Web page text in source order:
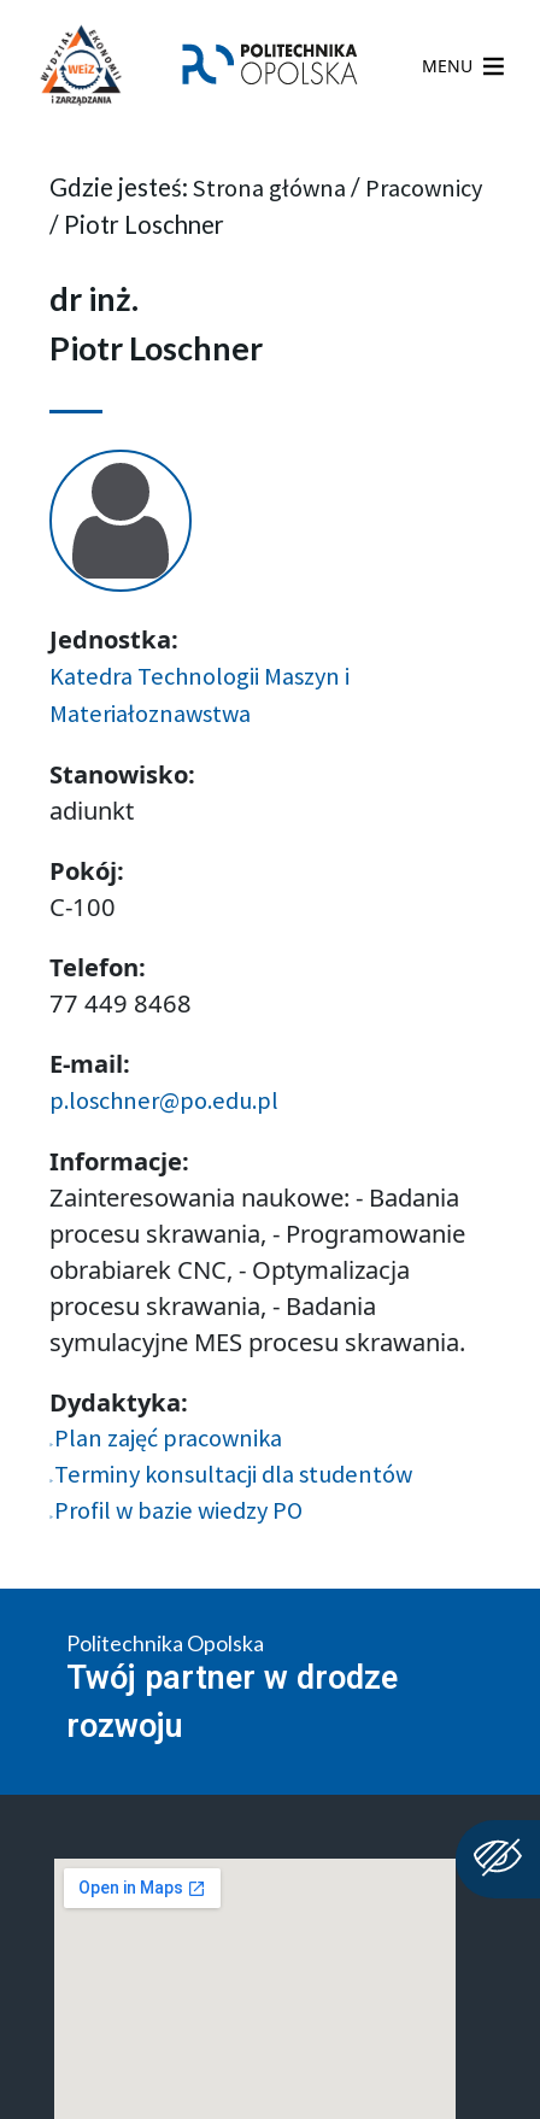
MENU
Gdzie jesteś: Strona główna / Pracownicy
/ Piotr Loschner
dr inż.
Piotr Loschner
Jednostka:
Katedra Technologii Maszyn i
Materiałoznawstwa
Stanowisko:
adiunkt
Pokój:
C-100
Telefon:
77 449 8468
E-mail:
p.loschner@po.edu.pl
Informacje:
Zainteresowania naukowe: - Badania
procesu skrawania, - Programowanie
obrabiarek CNC, - Optymalizacja
procesu skrawania, - Badania
symulacyjne MES procesu skrawania.
Dydaktyka:
Plan zajęć pracownika
Terminy konsultacji dla studentów
Profil w bazie wiedzy PO
Politechnika Opolska
Twój partner w drodze
rozwoju